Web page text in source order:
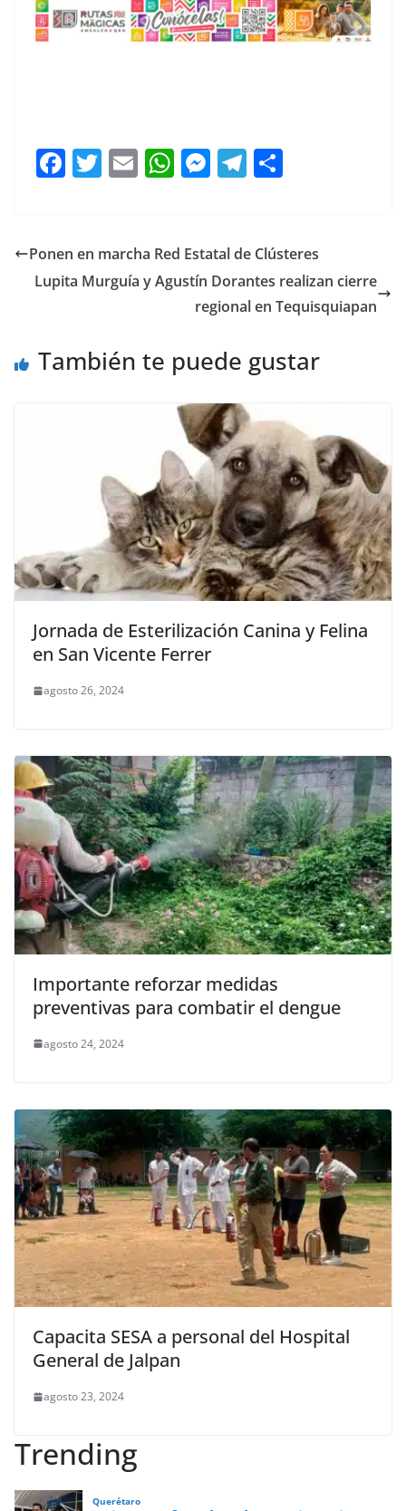
F
a
e
b
k
T
w
er
E
m
l
W
h
s
A
M
e
e
n
g
T
el
gr
a
m
p
ar
tir
Ponen en marcha Red Estatal de Clústeres
Lupita Murguía y Agustín Dorantes realizan cierre
regional en Tequisquiapan
También te puede gustar
Jornada de Esterilización Canina y Felina
en San Vicente Ferrer
agosto 26, 2024
Importante reforzar medidas
preventivas para combatir el dengue
agosto 24, 2024
Capacita SESA a personal del Hospital
General de Jalpan
agosto 23, 2024
Trending